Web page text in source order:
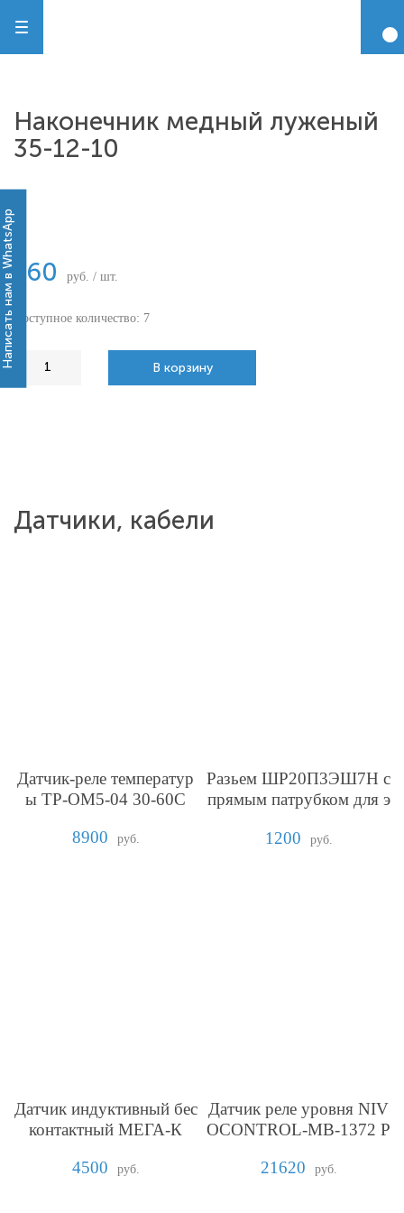
Наконечник медный луженый
35-12-10
-
160 руб. / шт.
Доступное количество: 7
В корзину
Датчики, кабели
Датчик-реле температур
ы ТР-ОМ5-04 30-60С
8900
руб.
Разьем ШР20П3ЭШ7Н с
прямым патрубком для э
1200
руб.
Датчик индуктивный бес
контактный МЕГА-К
4500
руб.
Датчик реле уровня NIV
OCONTROL-MB-1372 P
21620
руб.
Написать нам в WhatsApp